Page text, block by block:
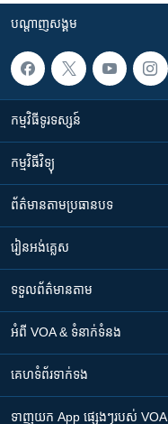
បណ្តាញ​សង្គម
កម្មវិធី​ទូរទស្សន៍
កម្មវិធី​វិទ្យុ
ព័ត៌មាន​តាមប្រធានបទ​
រៀន​​អង់គ្លេស
ទទួល​ព័ត៌មាន​តាម
អំពី​ VOA & ទំនាក់ទំនង
គេហទំព័រ​​ទាក់ទង
ទាញយក​ App ផ្សេងៗ​របស់​ VOA